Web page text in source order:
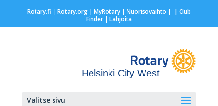
Rotary.fi | Rotary.org| MyRotary | Nuorisovaihto | | Club
Finder| Lahjoita
Helsinki City West
Valitse sivu